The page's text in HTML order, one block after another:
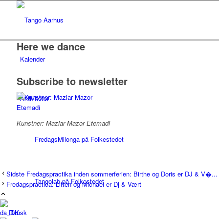
Kalender
Aktiviteter
FredagsMilonga på Folkestedet
Tangolab på Folkestedet
Here we dance
Subscribe to newsletter
Kunstner: Maziar Mazor Etemadi
Sidste Fredagspractika inden sommerferien: Birthe og Doris er DJ & V�...
Fredagspractica: Litten og Michael er Dj & Vært
Dansk